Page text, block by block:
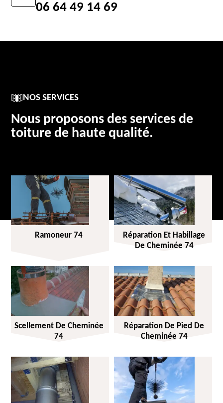
06 64 49 14 69
NOS SERVICES
Nous proposons des services de
toiture de haute qualité.
Ramoneur 74
Réparation Et Habillage
De Cheminée 74
Scellement De Cheminée
74
Réparation De Pied De
Cheminée 74